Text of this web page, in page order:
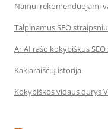
Namui rekomenduojami
Talpinamus SEO
Ar AI rašo kokybiškus
Kaklaraiščių istorija
Kokybiškos vidaus durys